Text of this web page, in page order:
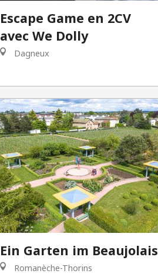
Escape Game en 2CV
avec We Dolly
Dagneux
Ein Garten im Beaujolais
Romanèche-Thorins